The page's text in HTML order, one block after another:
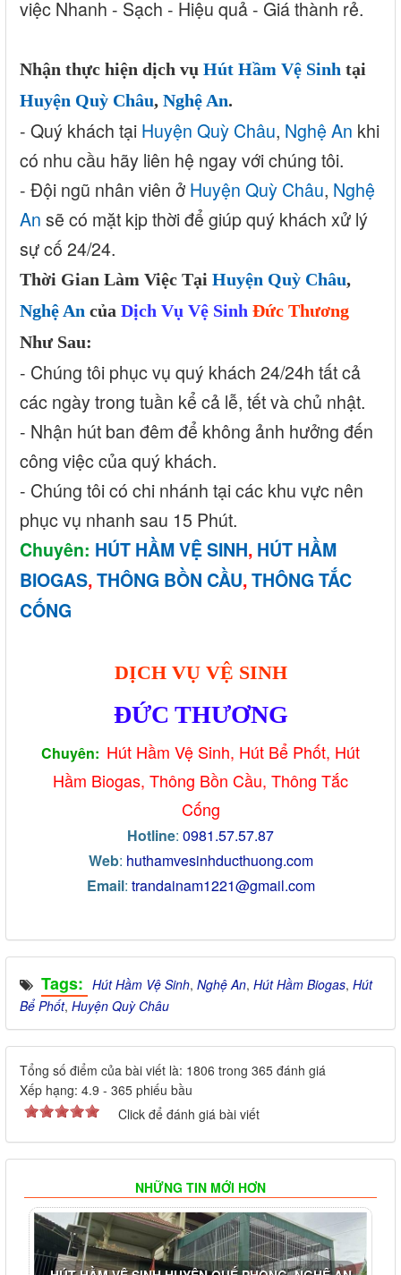
việc Nhanh - Sạch - Hiệu quả - Giá thành rẻ.
Nhận thực hiện dịch vụ Hút Hầm Vệ Sinh tại
Huyện Quỳ Châu, Nghệ An.
- Quý khách tại Huyện Quỳ Châu, Nghệ An khi
có nhu cầu hãy liên hệ ngay với chúng tôi.
- Đội ngũ nhân viên ở Huyện Quỳ Châu, Nghệ
An sẽ có mặt kịp thời để giúp quý khách xử lý
sự cố 24/24.
Thời Gian Làm Việc Tại Huyện Quỳ Châu,
Nghệ An của Dịch Vụ Vệ Sinh Đức Thương
Như Sau:
- Chúng tôi phục vụ quý khách 24/24h tất cả
các ngày trong tuần kể cả lễ, tết và chủ nhật.
- Nhận hút ban đêm để không ảnh hưởng đến
công việc của quý khách.
- Chúng tôi có chi nhánh tại các khu vực nên
phục vụ nhanh sau 15 Phút.
Chuyên: HÚT HẦM VỆ SINH, HÚT HẦM
BIOGAS,THÔNG BỒN CẦU,THÔNG TẮC
CỐNG
DỊCH VỤ VỆ SINH
ĐỨC THƯƠNG
Chuyên: Hút Hầm Vệ Sinh, Hút Bể Phốt, Hút
Hầm Biogas, Thông Bồn Cầu, Thông Tắc
Cống
Hotline: 0981.57.57.87
Web: huthamvesinhducthuong.com
Email: trandainam1221@gmail.com
Tags: Hút Hầm Vệ Sinh, Nghệ An, Hút Hầm Biogas, Hút
Bể Phốt, Huyện Quỳ Châu
Tổng số điểm của bài viết là: 1806 trong 365 đánh giá
Xếp hạng: 4.9 - 365 phiếu bầu
Click để đánh giá bài viết
NHỮNG TIN MỚI HƠN